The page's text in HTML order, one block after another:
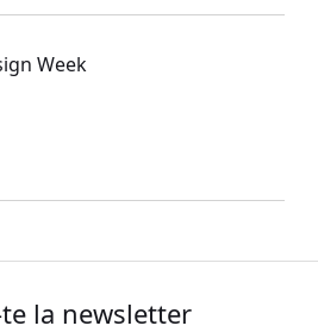
Week
la newsletter